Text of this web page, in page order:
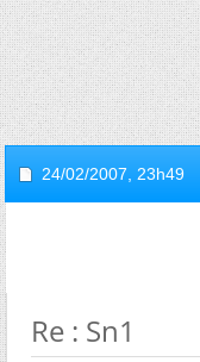
24/02/2007, 23h49
Re : Sn1